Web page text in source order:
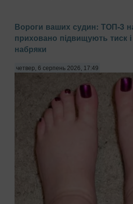
Вороги ваших судин: ТОП-3
приховано підвищують тиск
набряки
четвер, 6 серпень 2026, 17:49